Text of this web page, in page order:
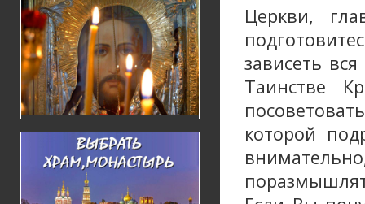
Церкви,
зависеть
Таинстве
которой